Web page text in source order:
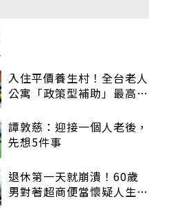
入住平價養生村！全台老人
公寓「政策型補助」最高打
譚敦慈：迎接一個人老後，
先想5件事
退休第一天就崩潰！60歲
男對著超商便當懷疑人生